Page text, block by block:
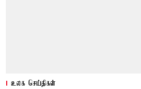
உலக செய்திகள்